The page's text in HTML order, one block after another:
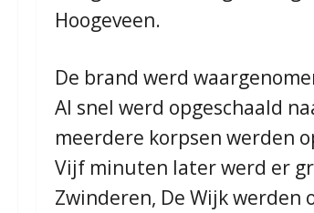
Hoogeveen.
De brand werd
Al snel werd opgeschaald
meerdere korpsen werden
Vijf minuten later werd er
Zwinderen, De Wijk werden